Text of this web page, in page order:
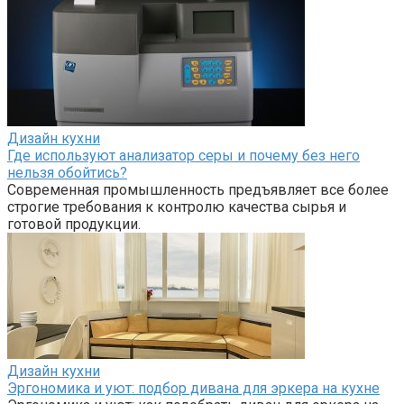
Дизайн кухни
Где используют анализатор серы и почему без него
нельзя обойтись?
Современная промышленность предъявляет все более
строгие требования к контролю качества сырья и
готовой продукции.
Дизайн кухни
Эргономика и уют: подбор дивана для эркера на кухне